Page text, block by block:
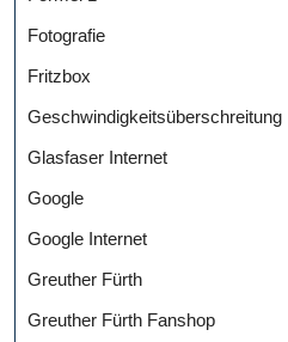
Fotografie
Fritzbox
Geschwindigkeitsüberschreitung
Glasfaser Internet
Google
Google Internet
Greuther Fürth
Greuther Fürth Fanshop